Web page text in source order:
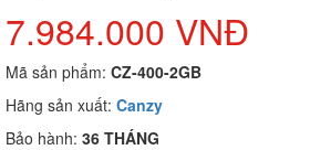
7.984.000 VNĐ
Mã sản phẩm: CZ-400-2GB
Hãng sản xuất: Canzy
Bảo hành: 36 THÁNG